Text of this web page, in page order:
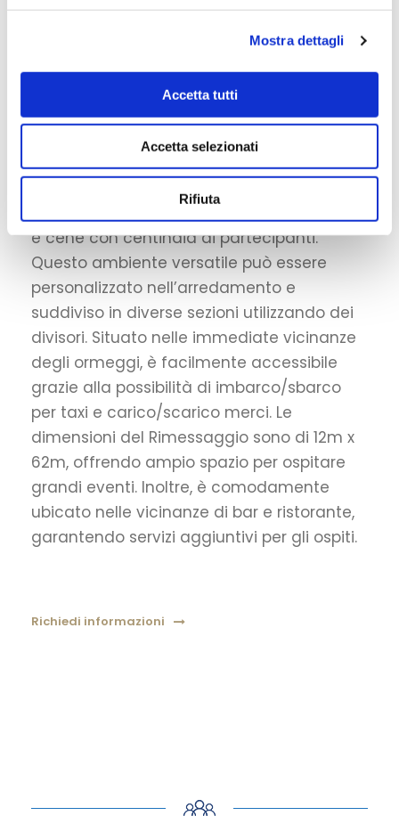
Mostra dettagli
Accetta tutti
Accetta selezionati
Rifiuta
Rimessaggio
Il Rimessaggio, con la sua lunga capriata
lignea, offre uno spazio perfetto per
e cene con centinaia di partecipanti.
Questo ambiente versatile può essere
personalizzato nell’arredamento e
suddiviso in diverse sezioni utilizzando dei
divisori. Situato nelle immediate vicinanze
degli ormeggi, è facilmente accessibile
grazie alla possibilità di imbarco/sbarco
per taxi e carico/scarico merci. Le
dimensioni del Rimessaggio sono di 12m x
62m, offrendo ampio spazio per ospitare
grandi eventi. Inoltre, è comodamente
ubicato nelle vicinanze di bar e ristorante,
garantendo servizi aggiuntivi per gli ospiti.
Richiedi informazioni